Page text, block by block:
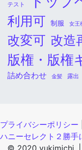
テスト
利用可 制服 女王
改変可 改造
版権・版権
詰め合わせ 金髪 露出
プライバシーポリシー
ハニーセレクト２勝手